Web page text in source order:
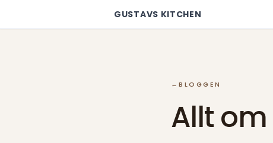
GUSTAVS KITCHEN
←BLOGGEN
Allt om